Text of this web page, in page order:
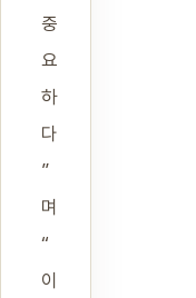
중
요
하
다
”
며
“
이